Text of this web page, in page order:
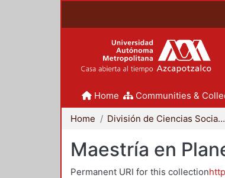
Home Communities &
Home División de Ciencias Sociales y Humanidades
Maestría en
Permanent URI for this collection